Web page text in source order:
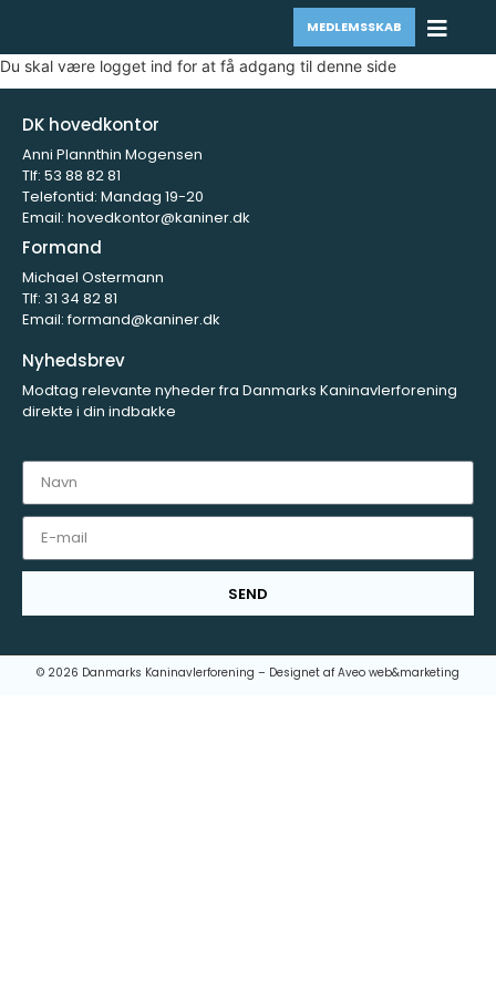
MEDLEMSSKAB
Du skal være logget ind for at få adgang til denne side
DK hovedkontor
Anni Plannthin Mogensen
Tlf: 53 88 82 81
Telefontid: Mandag 19-20
Email: hovedkontor@kaniner.dk
Formand
Michael Ostermann
Tlf: 31 34 82 81
Email:formand@kaniner.dk
Nyhedsbrev
Modtag relevante nyheder fra Danmarks Kaninavlerforening
direkte i din indbakke
SEND
© 2026 Danmarks Kaninavlerforening – Designet af Aveo web&marketing